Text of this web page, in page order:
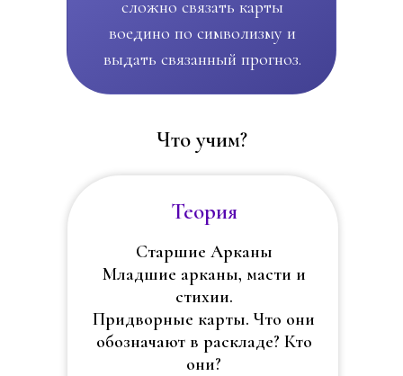
сложно связать карты
воедино по символизму и
выдать связанный прогноз.
Теория
Старшие Арканы
Младшие арканы, масти и
стихии.
Придворные карты. Что они
обозначают в раскладе? Кто
они?
Что учим?